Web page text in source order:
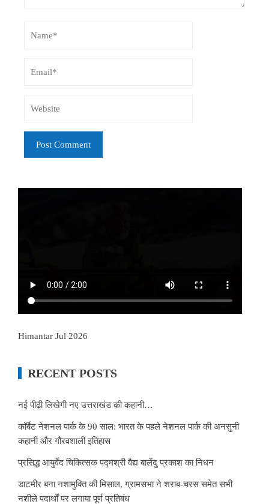
Himantar Jul 2026
RECENT POSTS
नई पीढ़ी लिखेगी नए उत्तराखंड की कहानी…
कॉर्बेट नेशनल पार्क के 90 साल: भारत के पहले नेशनल पार्क की अनसुनी
कहानी और गौरवशाली इतिहास
प्रसिद्ध आयुर्वेद चिकित्सक पद्मश्री वैद्य बालेंदु प्रकाश का निधन
डाटमीर बना नशामुक्ति की मिसाल, ग्रामसभा ने शराब-चरस समेत सभी
नशीले पदार्थों पर लगाया पूर्ण प्रतिबंध